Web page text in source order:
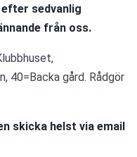
sedvanlig
från oss.
40=Backa gård. Rådgör
skicka helst via email